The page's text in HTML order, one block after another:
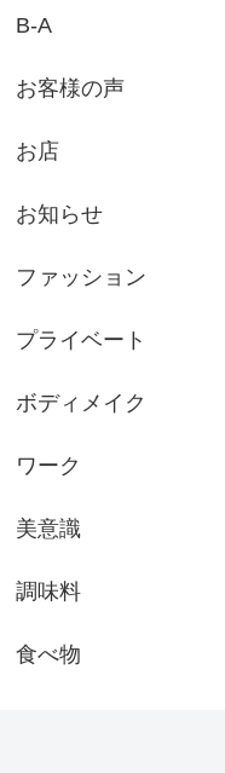
B-A
お客様の声
お店
お知らせ
ファッション
プライベート
ボディメイク
ワーク
美意識
調味料
食べ物